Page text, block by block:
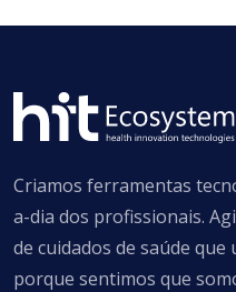
Criamos ferramentas
a-dia dos profissionais.
de cuidados de saúde
porque sentimos que